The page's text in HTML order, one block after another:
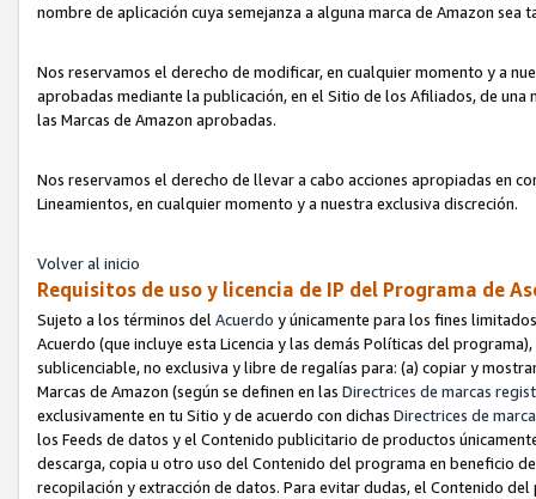
nombre de aplicación cuya semejanza a alguna marca de Amazon
Nos reservamos el derecho de modificar, en cualquier momento y a
aprobadas mediante la publicación, en el Sitio de los Afiliados, de
las Marcas de Amazon aprobadas.
Nos reservamos el derecho de llevar a cabo acciones apropiadas en
Lineamientos, en cualquier momento y a nuestra exclusiva discreción.
Volver al inicio
Requisitos de uso y licencia de IP del Programa de
Sujeto a los términos del Acuerdo y únicamente para los fines
Acuerdo (que incluye esta Licencia y las demás Políticas del
sublicenciable, no exclusiva y libre de regalías para: (a) copiar y
Marcas de Amazon (según se definen en las Directrices de marcas
exclusivamente en tu Sitio y de acuerdo con dichas Directrices de
los Feeds de datos y el Contenido publicitario de productos
descarga, copia u otro uso del Contenido del programa en beneficio
recopilación y extracción de datos. Para evitar dudas, el Contenido